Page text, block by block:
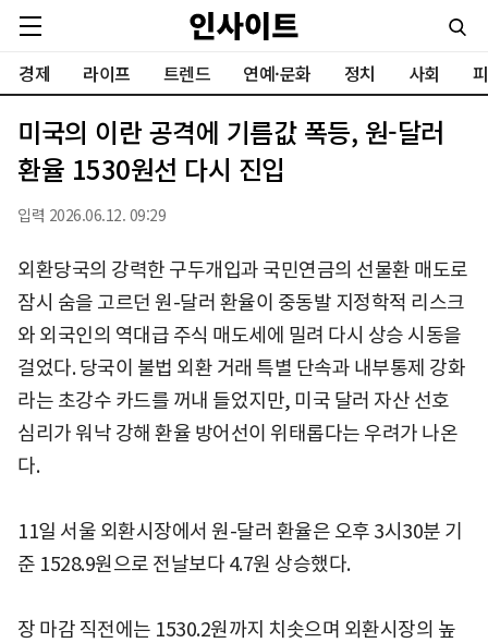
경제 라이프 트렌드 연예·문화 정치 사회
미국의 이란 공격에 기름값 폭등, 원-달러
환율 1530원선 다시 진입
입력 2026.06.12. 09:29
외환당국의 강력한 구두개입과 국민연금의 선물환 매도로
잠시 숨을 고르던 원-달러 환율이 중동발 지정학적 리스크
와 외국인의 역대급 주식 매도세에 밀려 다시 상승 시동을
걸었다. 당국이 불법 외환 거래 특별 단속과 내부통제 강화
라는 초강수 카드를 꺼내 들었지만, 미국 달러 자산 선호
심리가 워낙 강해 환율 방어선이 위태롭다는 우려가 나온
다.
11일 서울 외환시장에서 원-달러 환율은 오후 3시30분 기
준 1528.9원으로 전날보다 4.7원 상승했다.
장 마감 직전에는 1530.2원까지 치솟으며 외환시장의 높